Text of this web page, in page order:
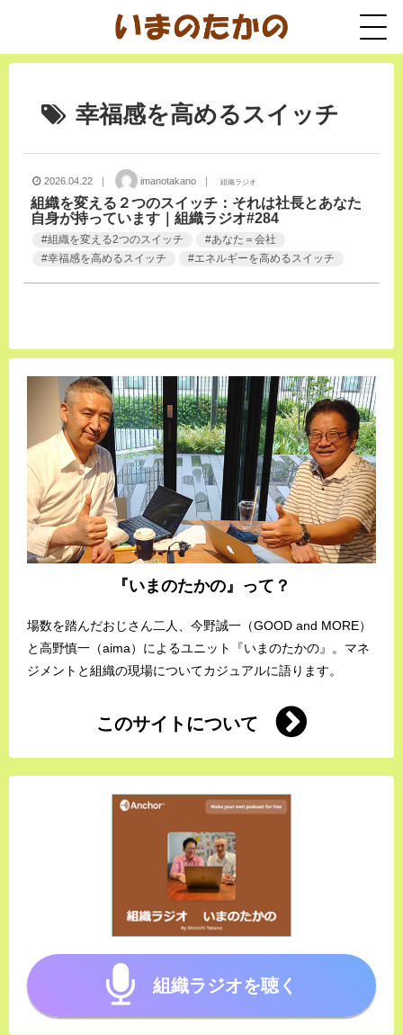
幸福感を高めるスイッチ
2026.04.22 ｜ imanotakano ｜ 組織ラジオ
組織を変える２つのスイッチ：それは社長とあなた
自身が持っています｜組織ラジオ#284
#組織を変える2つのスイッチ #あなた＝会社
#幸福感を高めるスイッチ #エネルギーを高めるスイッチ
『いまのたかの』って？
場数を踏んだおじさん二人、今野誠一（GOOD and MORE）
と高野慎一（aima）によるユニット『いまのたかの』。マネ
ジメントと組織の現場についてカジュアルに語ります。
このサイトについて
組織ラジオを聴く